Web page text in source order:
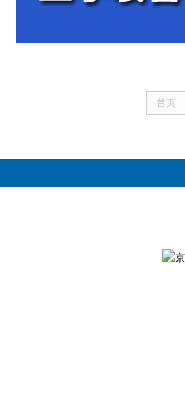
首页